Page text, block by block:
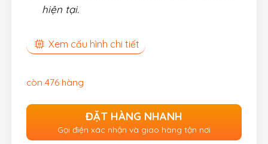
hiện tại.
Xem cấu hình chi tiết
còn 476 hàng
ĐẶT HÀNG NHANH
Gọi điện xác nhận và giao hàng tận nơi